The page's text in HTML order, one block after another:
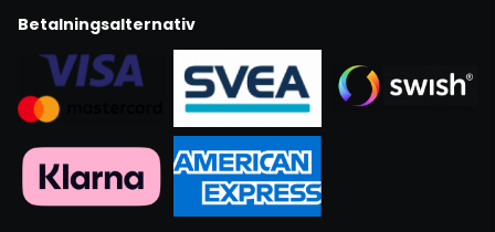
Betalningsalternativ